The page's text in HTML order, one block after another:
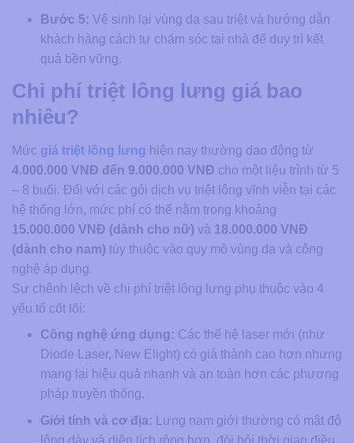
Bước 5: Vệ sinh lại vùng da sau triệt và hướng dẫn
khách hàng cách tự chăm sóc tại nhà để duy trì kết
quả bền vững.
Chi phí triệt lông lưng giá bao
nhiêu?
Mức giá triệt lông lưng hiện nay thường dao động từ
4.000.000 VNĐ đến 9.000.000 VNĐ cho một liệu trình từ 5
– 8 buổi. Đối với các gói dịch vụ triệt lông vĩnh viễn tại các
hệ thống lớn, mức phí có thể nằm trong khoảng
15.000.000 VNĐ (dành cho nữ) và 18.000.000 VNĐ
(dành cho nam) tùy thuộc vào quy mô vùng da và công
nghệ áp dụng.
Sự chênh lệch về chi phí triệt lông lưng phụ thuộc vào 4
yếu tố cốt lõi:
Công nghệ ứng dụng: Các thế hệ laser mới (như
Diode Laser, New Elight) có giá thành cao hơn nhưng
mang lại hiệu quả nhanh và an toàn hơn các phương
pháp truyền thống.
Giới tính và cơ địa: Lưng nam giới thường có mật độ